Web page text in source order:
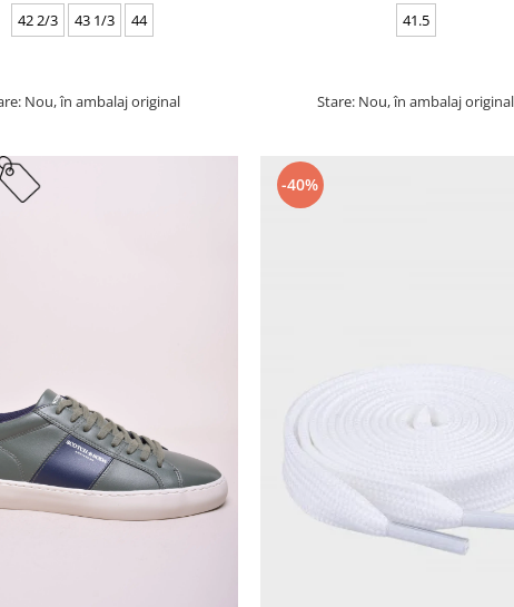
42 2/3 43 1/3 44
Nou, în ambalaj original
41.5
Stare: Nou, în ambalaj original
-40%